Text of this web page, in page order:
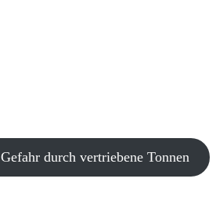
durch vertriebene Tonnen